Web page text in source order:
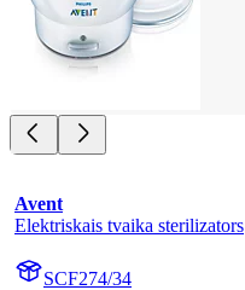
Avent
Elektriskais tvaika sterilizators
SCF274/34